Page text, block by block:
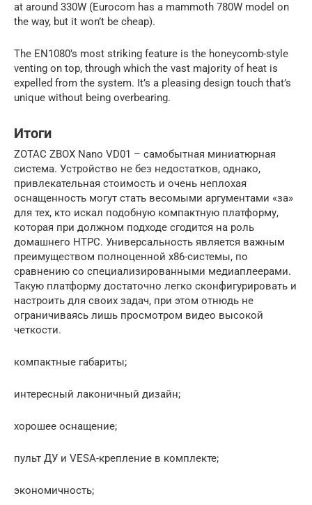
at around 330W (Eurocom has a mammoth 780W model on
the way, but it won’t be cheap).
The EN1080’s most striking feature is the honeycomb-style
venting on top, through which the vast majority of heat is
expelled from the system. It’s a pleasing design touch that’s
unique without being overbearing.
Итоги
ZOTAC ZBOX Nano VD01 – самобытная миниатюрная
система. Устройство не без недостатков, однако,
привлекательная стоимость и очень неплохая
оснащенность могут стать весомыми аргументами «за»
для тех, кто искал подобную компактную платформу,
которая при должном подходе сгодится на роль
домашнего HTPC. Универсальность является важным
преимуществом полноценной x86-системы, по
сравнению со специализированными медиаплеерами.
Такую платформу достаточно легко сконфигурировать и
настроить для своих задач, при этом отнюдь не
ограничиваясь лишь просмотром видео высокой
четкости.
компактные габариты;
интересный лаконичный дизайн;
хорошее оснащение;
пульт ДУ и VESA-крепление в комплекте;
экономичность;